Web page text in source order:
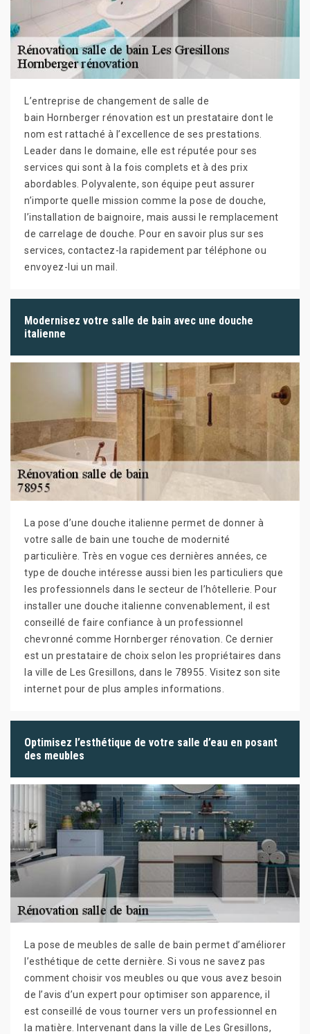
L’entreprise de changement de salle de
bain Hornberger rénovation est un prestataire dont le
nom est rattaché à l’excellence de ses prestations.
Leader dans le domaine, elle est réputée pour ses
services qui sont à la fois complets et à des prix
abordables. Polyvalente, son équipe peut assurer
n’importe quelle mission comme la pose de douche,
l’installation de baignoire, mais aussi le remplacement
de carrelage de douche. Pour en savoir plus sur ses
services, contactez-la rapidement par téléphone ou
envoyez-lui un mail.
Modernisez votre salle de bain avec une douche
italienne
La pose d’une douche italienne permet de donner à
votre salle de bain une touche de modernité
particulière. Très en vogue ces dernières années, ce
type de douche intéresse aussi bien les particuliers que
les professionnels dans le secteur de l’hôtellerie. Pour
installer une douche italienne convenablement, il est
conseillé de faire confiance à un professionnel
chevronné comme Hornberger rénovation. Ce dernier
est un prestataire de choix selon les propriétaires dans
la ville de Les Gresillons, dans le 78955. Visitez son site
internet pour de plus amples informations.
Optimisez l’esthétique de votre salle d’eau en posant
des meubles
La pose de meubles de salle de bain permet d’améliorer
l’esthétique de cette dernière. Si vous ne savez pas
comment choisir vos meubles ou que vous avez besoin
de l’avis d’un expert pour optimiser son apparence, il
est conseillé de vous tourner vers un professionnel en
la matière. Intervenant dans la ville de Les Gresillons,